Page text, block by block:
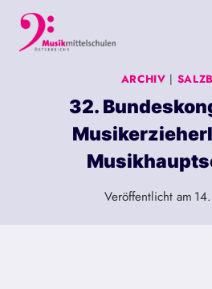
Zum
Inhalt
ARCHIV |
32.
Veröffentlicht am